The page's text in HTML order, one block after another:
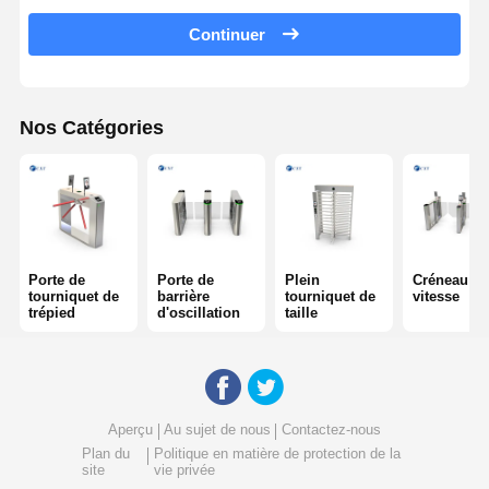
Tournevis coulissant en verre
Parties de portes à tournevis
Machine de reconnaissance faciale
Contrôle d'accès à la porte piétonne
Machine de numérisation de code QR
Machine de stationnement
Équipement de billetterie
Composants de tournevis
Continuer
Nos Catégories
Porte de
tourniquet de
trépied
Porte de
barrière
d'oscillation
Plein
tourniquet de
taille
Créneau de
vitesse
Aperçu Au sujet de nous
Contactez-nous
Plan du
site
Politique en matière de protection de la
vie privée